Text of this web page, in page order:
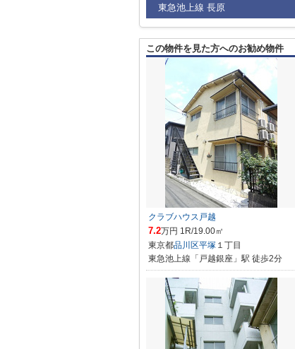
東急池上線 長原
この物件を見た方へのお勧め物件
クラブハウス戸越
7.2万円 1R/19.00㎡
東京都品川区平塚 １丁目
東急池上線「戸越銀座」駅 徒歩2分